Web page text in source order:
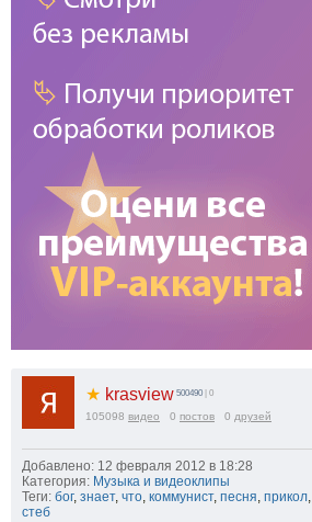
★ krasview 500490 | 0
105098 видео 0 постов 0 друзей
Добавлено: 12 февраля 2012 в 18:28
Категория: Музыка и видеоклипы
Теги: бог, знает, что, коммунист, песня, прикол,
стеб